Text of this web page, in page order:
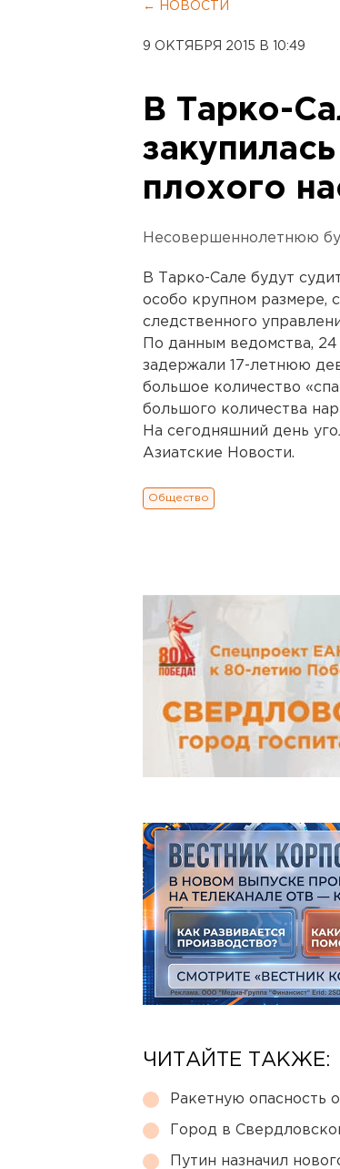
← НОВОСТИ
9 ОКТЯБРЯ 2015 В 10:49
В Тарко-
плохого
Несовершеннолетнюю
В Тарко-Сале будут
особо крупном размере,
следственного
По данным ведомства,
задержали 17-летнюю
большое количество
большого количества
На сегодняшний день
Азиатские Новости.
Общество
ЧИТАЙТЕ ТАКЖЕ:
Ракетную опасность
Город в
Путин назначил